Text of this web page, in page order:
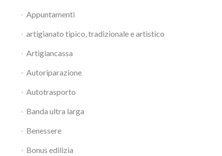
Appuntamenti
artigianato tipico, tradizionale e artistico
Artigiancassa
Autoriparazione
Autotrasporto
Banda ultra larga
Benessere
Bonus edilizia